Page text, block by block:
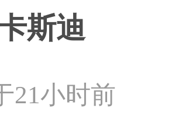
斯迪
21小时前